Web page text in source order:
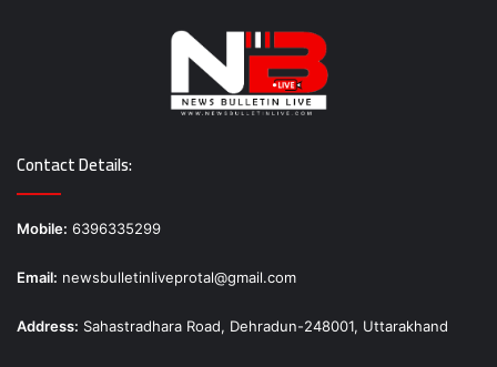
Contact Details:
Mobile: 6396335299
Email: newsbulletinliveprotal@gmail.com
Address: Sahastradhara Road, Dehradun-248001, Uttarakhand